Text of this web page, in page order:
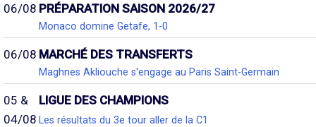
06/08 PRÉPARATION SAISON 2026/27
Monaco domine Getafe, 1-0
06/08 MARCHÉ DES TRANSFERTS
Maghnes Akliouche s'engage au Paris Saint-Germain
05 &
04/08
LIGUE DES CHAMPIONS
Les résultats du 3e tour aller de la C1